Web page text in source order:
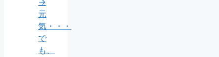
→
元
気・・・
で
も、